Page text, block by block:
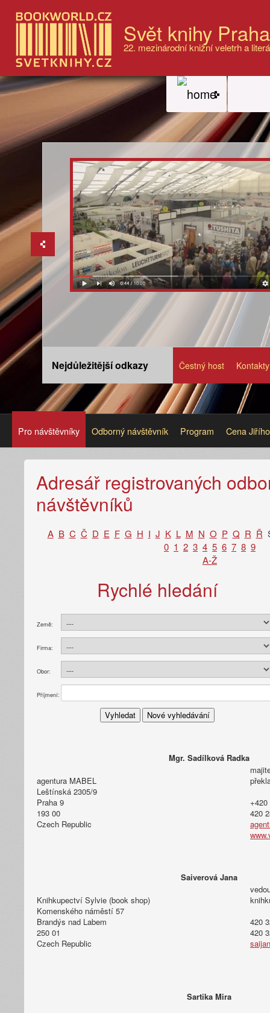
Svět knihy
22. mezinárodní knižní veletrh a
Nejdůležitější odkazy Čestný host Kontakty
Pro návštěvníky Odborný návštěvník Program Cena
Adresář registrovaných
návštěvníků
A B C Č D E F G H I J K L M N O P Q R Ř
0 1 2 3 4 5 6 7 8 9
A-Ž
Rychlé hledání
Země:
Firma:
Obor:
Příjmení:
Mgr. Sadílková Radka
agentura MABEL
Leštínská 2305/9
Praha 9
193 00
Czech Republic
420
Saiverová Jana
Knihkupectví Sylvie (book shop)
Komenského náměstí 57
Brandýs nad Labem
250 01
Czech Republic
420
420
Sartika Mira